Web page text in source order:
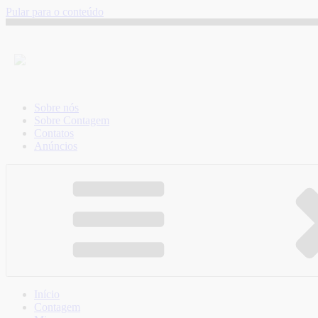
Pular para o conteúdo
Sobre nós
Sobre Contagem
Contatos
Anúncios
Início
Contagem